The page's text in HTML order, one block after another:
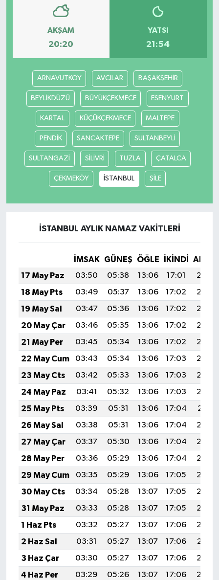
AKŞAM
20:20
YATSI
21:54
ARNAVUTKOY AVCILAR BAŞAKŞEHİR
BEYLİKDÜZÜ BÜYÜKÇEKMECE ESENYURT
KARTAL KÜÇÜKÇEKMECE MALTEPE
PENDİK SANCAKTEPE SULTANBEYLİ
SULTANGAZİ SİLİVRİ TUZLA ÇATALCA
ÇEKMEKÖY İSTANBUL ŞİLE
İSTANBUL AYLIK NAMAZ VAKITLERI
İMSAK GÜNEŞ ÖĞLE İKINDI
17 May Paz
03:50 05:38 13:06 17:01
20:23
18 May Pts
03:49 05:37 13:06 17:02
20:24
19 May Sal
03:47 05:36 13:06 17:02
20:25
20 May Çar
03:46 05:35 13:06 17:02
20:26
21 May Per
03:45 05:34 13:06 17:02
20:27
22 May Cum
03:43 05:34 13:06 17:03
20:28
23 May Cts
03:42 05:33 13:06 17:03
20:29
24 May Paz
03:41 05:32 13:06 17:03
20:30
25 May Pts
03:39 05:31 13:06 17:04
20:31
26 May Sal
03:38 05:31 13:06 17:04
20:32
27 May Çar
03:37 05:30 13:06 17:04
20:32
28 May Per
03:36 05:29 13:06 17:04
20:33
29 May Cum
03:35 05:29 13:06 17:05
20:34
30 May Cts
03:34 05:28 13:07 17:05
20:35
31 May Paz
03:33 05:28 13:07 17:05
20:36
1 Haz Pts
03:32 05:27 13:07 17:06
20:36
2 Haz Sal
03:31 05:27 13:07 17:06
20:37
3 Haz Çar
03:30 05:27 13:07 17:06
20:38
4 Haz Per
03:29 05:26 13:07 17:06
20:39
BİLİM&TEKNOLOJİ
BÖLGE
TÜRKİYE
DÜNYA